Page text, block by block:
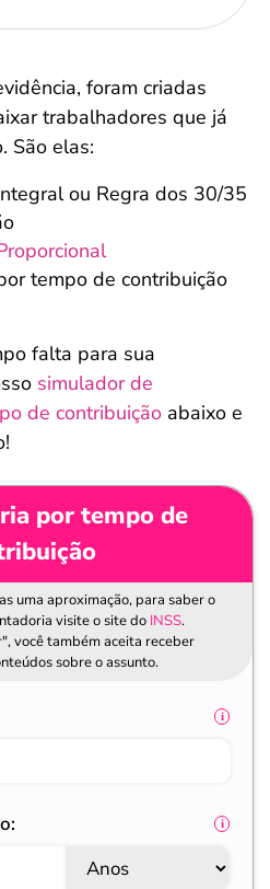
foram criadas
trabalhadores que já
São elas:
ou Regra dos 30/35
tempo de contribuição
falta para sua
simulador de
de contribuição abaixo e
por tempo de
uma aproximação, para saber o
visite o site do INSS.
você também aceita receber
sobre o assunto.